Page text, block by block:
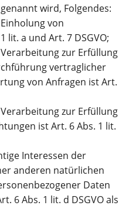
wird, Folgendes:
von
lit. a und Art. 7 DSGVO;
zur Erfüllung
vertraglicher
von Anfragen ist Art.
zur Erfüllung
ist Art. 6 Abs. 1 lit.
Interessen der
anderen natürlichen
Daten
6 Abs. 1 lit. d DSGVO als